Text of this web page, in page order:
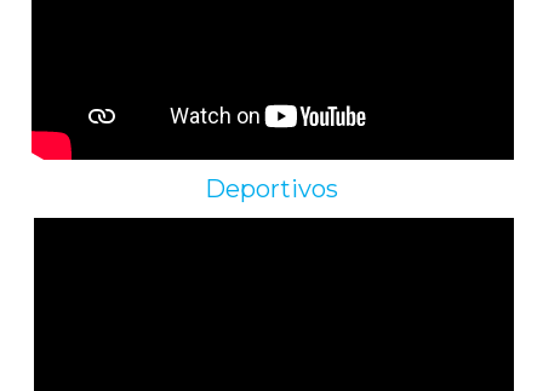
Deportivos